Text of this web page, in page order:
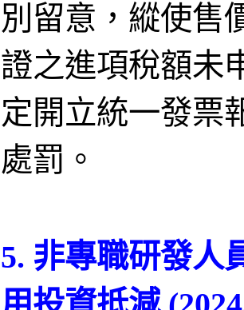
別留意，縱使售
證之進項稅額未
定開立統一發票
處罰。
5. 非專職研發人